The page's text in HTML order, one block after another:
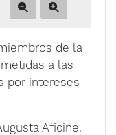
de la
a las
por intereses
Aficine.